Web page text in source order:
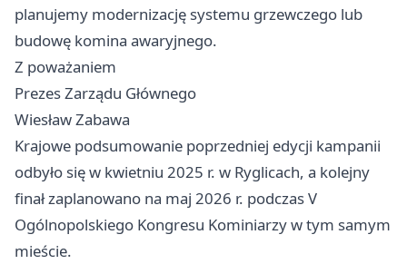
planujemy modernizację systemu grzewczego lub
budowę komina awaryjnego.
Z poważaniem
Prezes Zarządu Głównego
Wiesław Zabawa
Krajowe podsumowanie poprzedniej edycji kampanii
odbyło się w kwietniu 2025 r. w Ryglicach, a kolejny
finał zaplanowano na maj 2026 r. podczas V
Ogólnopolskiego Kongresu Kominiarzy w tym samym
mieście.